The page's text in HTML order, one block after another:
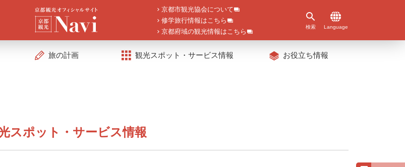
京都市観光協会について
修学旅行情報はこちら
京都府域の観光情報はこちら
検索 Language
旅の計画 観光スポット・サービス情報 お役立ち情報
スポット・サービス情報